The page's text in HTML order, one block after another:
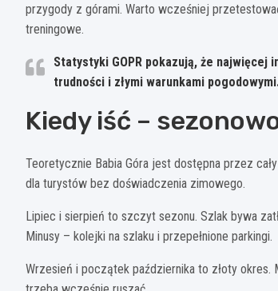
przygody z górami. Warto wcześniej
treningowe.
Statystyki GOPR pokazują, że
trudności i złymi warunkami
Kiedy iść –
Teoretycznie Babia Góra jest dostępna przez
dla turystów bez doświadczenia zimowego.
Lipiec i sierpień to szczyt sezonu. Szlak bywa
Minusy – kolejki na szlaku i przepełnione parkingi.
Wrzesień i początek października to złoty